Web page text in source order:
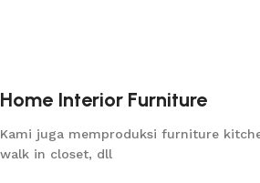
Home Interior Furniture
Kami juga memproduksi furniture
walk in closet, dll